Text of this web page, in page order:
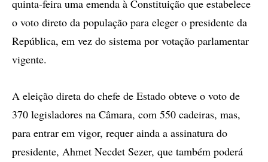
quinta-feira uma emenda à Constituição que estabelece
o voto direto da população para eleger o presidente da
República, em vez do sistema por votação parlamentar
vigente.
A eleição direta do chefe de Estado obteve o voto de
370 legisladores na Câmara, com 550 cadeiras, mas,
para entrar em vigor, requer ainda a assinatura do
presidente, Ahmet Necdet Sezer, que também poderá